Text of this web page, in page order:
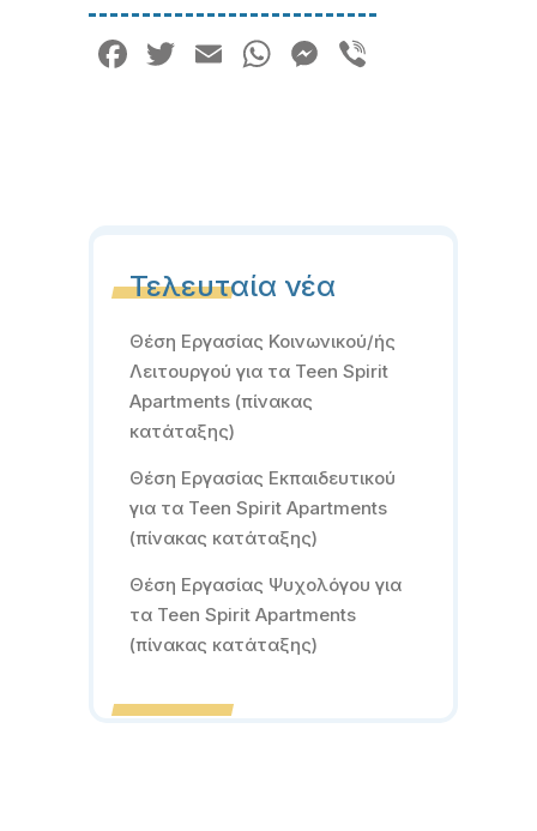
Facebook
Twitter
EmailWhatsApp
Messenger
Τελευταία νέα
Θέση Εργασίας Κοινωνικού/ής
Λειτουργού για τα Teen Spirit
Apartments (πίνακας
κατάταξης)
Θέση Εργασίας Εκπαιδευτικού
για τα Teen Spirit Apartments
(πίνακας κατάταξης)
Θέση Εργασίας Ψυχολόγου για
τα Teen Spirit Apartments
(πίνακας κατάταξης)